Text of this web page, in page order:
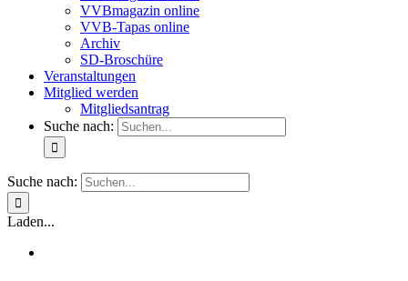
VVBmagazin online
VVB-Tapas online
Archiv
SD-Broschüre
Veranstaltungen
Mitglied werden
Mitgliedsantrag
Suche nach:
Suche nach:
Laden...